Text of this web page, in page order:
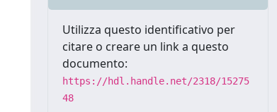
Utilizza questo identificativo per
citare o creare un link a questo
documento:
https://hdl.handle.net/2318/15275
48